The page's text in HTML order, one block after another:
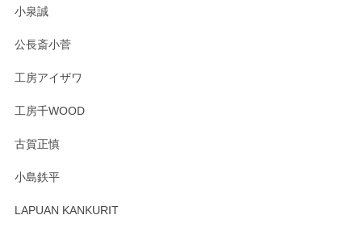
す。 素敵な湯呑みでとても気に入りました。 発送も早く、
小泉誠
公長斎小菅
工房アイザワ
工房千WOOD
古賀正慎
小島鉄平
LAPUAN KANKURIT